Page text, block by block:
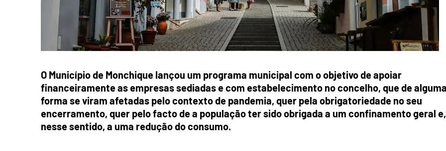
O Município de Monchique lançou um programa municipal com o objetivo de apoiar
financeiramente as empresas sediadas e com estabelecimento no concelho, que de
forma se viram afetadas pelo contexto de pandemia, quer pela obrigatoriedade no seu
encerramento, quer pelo facto de a população ter sido obrigada a um confinamento geral e,
nesse sentido, a uma redução do consumo.